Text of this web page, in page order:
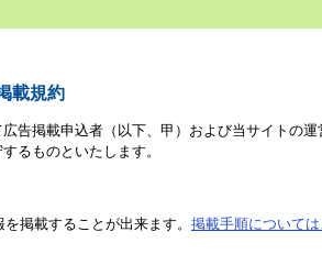
載規約
告掲載申込者（以下、甲）および当サイトの
るものといたします。
掲載することが出来ます。 掲載手順について